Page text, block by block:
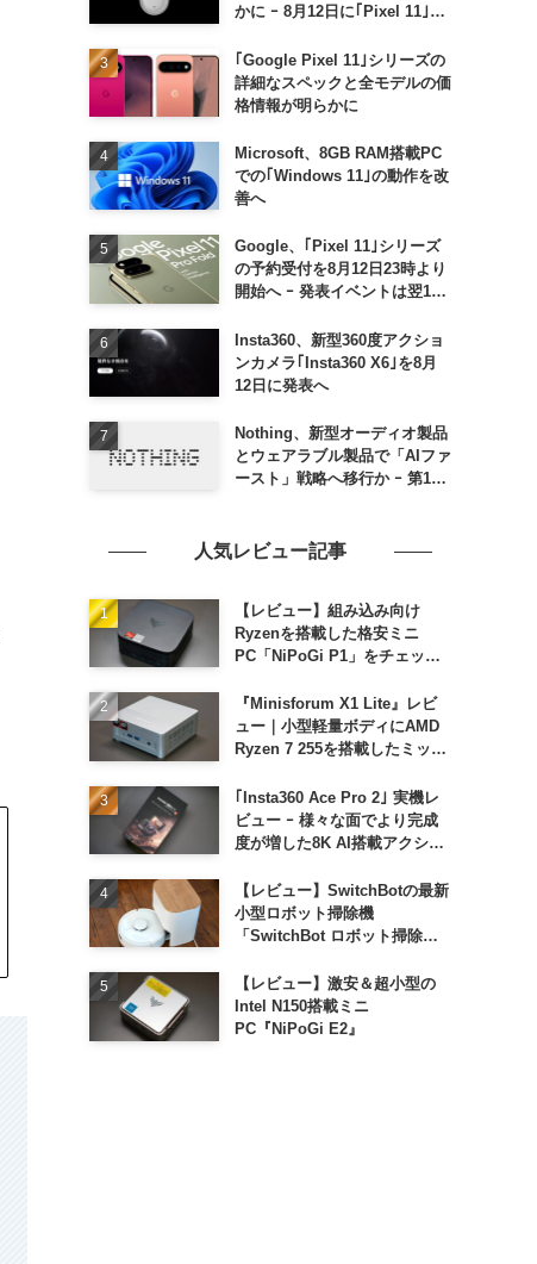
かに ｰ 8月12日に｢Pixel 11｣な
｢Google Pixel 11｣シリーズの
詳細なスペックと全モデルの価
格情報が明らかに
Microsoft、8GB RAM搭載PC
での｢Windows 11｣の動作を改
善へ
Google、｢Pixel 11｣シリーズ
の予約受付を8月12日23時より
開始へ ｰ 発表イベントは翌13
Insta360、新型360度アクショ
ンカメラ｢Insta360 X6｣を8月
12日に発表へ
Nothing、新型オーディオ製品
とウェアラブル製品で「AIファ
ースト」戦略へ移行か ｰ 第1弾
人気レビュー記事
【レビュー】組み込み向け
Ryzenを搭載した格安ミニ
PC「NiPoGi P1」をチェック
高性能
『Minisforum X1 Lite』レビ
ュー｜小型軽量ボディにAMD
Ryzen 7 255を搭載したミッド
｢Insta360 Ace Pro 2｣ 実機レ
ビュー ｰ 様々な面でより完成
度が増した8K AI搭載アクショ
【レビュー】SwitchBotの最新
小型ロボット掃除機
「SwitchBot ロボット掃除機
【レビュー】激安＆超小型の
Intel N150搭載ミニ
PC『NiPoGi E2』